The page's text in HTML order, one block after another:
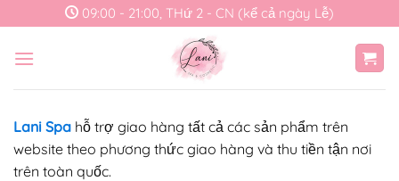
content
09:00 - 21:00, THứ 2 - CN (kể cả ngày Lễ)
Lani Spa hỗ trợ giao hàng tất cả các sản phẩm trên
website theo phương thức giao hàng và thu tiền tận nơi
trên toàn quốc.